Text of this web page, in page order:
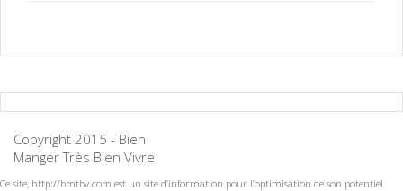
Copyright 2015 - Bien
Manger Très Bien Vivre
Ce site, http://bmtbv.com est un site d’information pour l’optimisation de son potentiel